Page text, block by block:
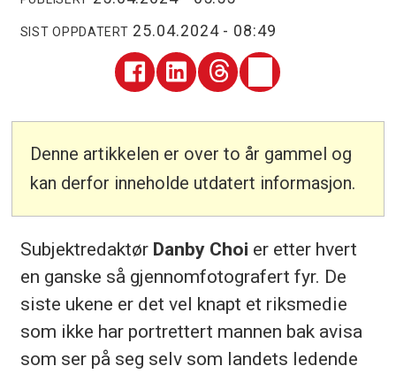
SIST OPPDATERT 25.04.2024 - 08:49
Denne artikkelen er over to år gammel og
kan derfor inneholde utdatert informasjon.
Subjektredaktør Danby Choi er etter hvert
en ganske så gjennomfotografert fyr. De
siste ukene er det vel knapt et riksmedie
som ikke har portrettert mannen bak avisa
som ser på seg selv som landets ledende